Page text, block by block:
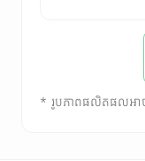
* រូបភាពផលិតផលអាច